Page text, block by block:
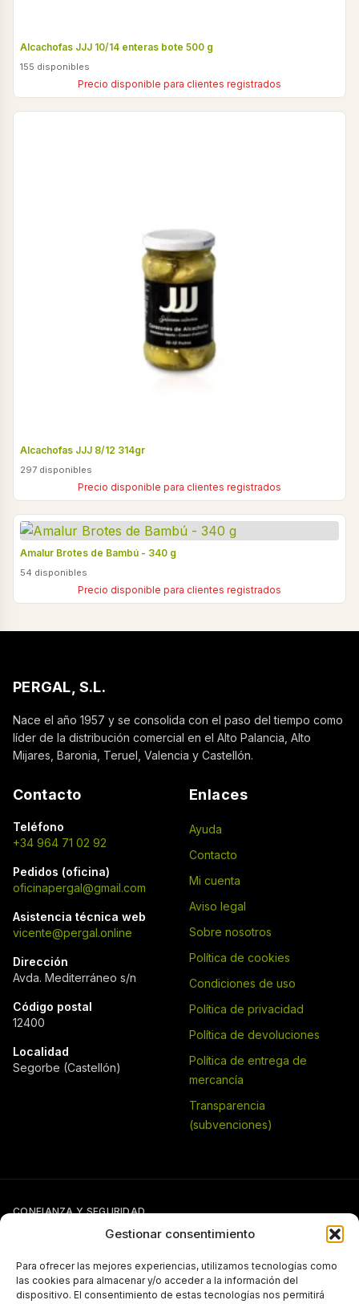
Gestionar consentimiento
Para ofrecer las mejores experiencias, utilizamos tecnologías como
las cookies para almacenar y/o acceder a la información del
dispositivo. El consentimiento de estas tecnologías nos permitirá
Alcachofas JJJ 10/14 enteras bote 500 g
155 disponibles
Precio disponible para clientes registrados
Alcachofas JJJ 8/12 314gr
297 disponibles
Precio disponible para clientes registrados
Amalur Brotes de Bambú - 340 g
54 disponibles
Precio disponible para clientes registrados
PERGAL, S.L.
Nace el año 1957 y se consolida con el paso del tiempo como
líder de la distribución comercial en el Alto Palancia, Alto
Mijares, Baronia, Teruel, Valencia y Castellón.
Contacto
Teléfono
+34 964 71 02 92
Pedidos (oficina)
oficinapergal@gmail.com
Asistencia técnica web
vicente@pergal.online
Dirección
Avda. Mediterráneo s/n
Código postal
12400
Localidad
Segorbe (Castellón)
Enlaces
Ayuda
Contacto
Mi cuenta
Aviso legal
Sobre nosotros
Política de cookies
Condiciones de uso
Política de privacidad
Política de devoluciones
Política de entrega de
mercancía
Transparencia
(subvenciones)
CONFIANZA Y SEGURIDAD